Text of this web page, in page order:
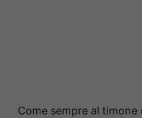
Come sempre al timone